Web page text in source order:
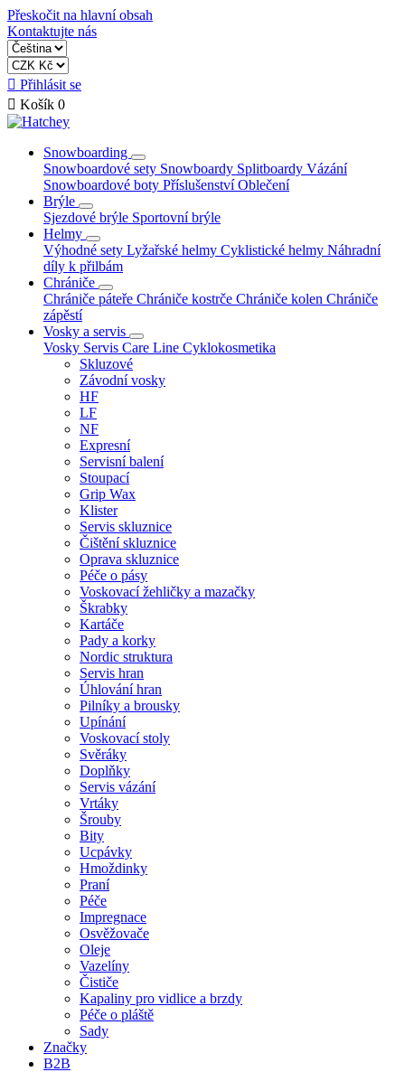
Přeskočit na hlavní obsah
Kontaktujte nás
 Přihlásit se
 Košík 0
Snowboarding
Snowboardové sety Snowboardy Splitboardy Vázání
Snowboardové boty PříslušenstvíOblečení
Brýle
Sjezdové brýle Sportovní brýle
Helmy
Výhodné sety Lyžařské helmy Cyklistické helmy Náhradní
díly k přilbám
Chrániče
Chrániče páteře Chrániče kostrče Chrániče kolen Chrániče
zápěstí
Vosky a servis
Vosky Servis Care Line Cyklokosmetika
Skluzové
Závodní vosky
HF
LF
NF
Expresní
Servisní balení
Stoupací
Grip Wax
Klister
Servis skluznice
Čištění skluznice
Oprava skluznice
Péče o pásy
Voskovací žehličky a mazačky
Škrabky
Kartáče
Pady a korky
Nordic struktura
Servis hran
Úhlování hran
Pilníky a brousky
Upínání
Voskovací stoly
Svěráky
Doplňky
Servis vázání
Vrtáky
Šrouby
Bity
Ucpávky
Hmoždinky
Praní
Péče
Impregnace
Osvěžovače
Oleje
Vazelíny
Čističe
Kapaliny pro vidlice a brzdy
Péče o pláště
Sady
Značky
B2B